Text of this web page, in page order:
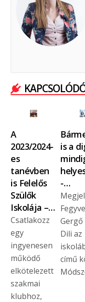
A
2023/2024-
es
tanévben
is Felelős
Szülők
Iskolája –…
Csatlakozz
egy
ingyenesen
működő
elkötelezett
szakmai
klubhoz,
is a
-…
Gergő
Dili az
című